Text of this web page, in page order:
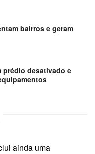
bairros e geram
prédio desativado e
ainda uma